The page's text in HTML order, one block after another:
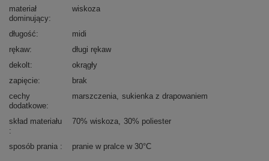
materiał
dominujący
wiskoza
długość
midi
rękaw
długi rękaw
dekolt
okrągły
zapięcie
brak
cechy
dodatkowe
marszczenia sukienka z drapowaniem
skład materiału 70% wiskoza 30% poliester
sposób prania pranie w pralce w 30°C